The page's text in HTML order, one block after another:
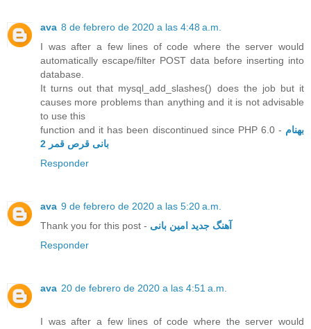
ava 8 de febrero de 2020 a las 4:48 a.m.
I was after a few lines of code where the server would
automatically escape/filter POST data before inserting into
database.
It turns out that mysql_add_slashes() does the job but it
causes more problems than anything and it is not advisable
to use this
function and it has been discontinued since PHP 6.0 - بهنام
بانی قرص قمر 2
Responder
ava 9 de febrero de 2020 a las 5:20 a.m.
Thank you for this post - آهنگ جدید امین بانی
Responder
ava 20 de febrero de 2020 a las 4:51 a.m.
I was after a few lines of code where the server would